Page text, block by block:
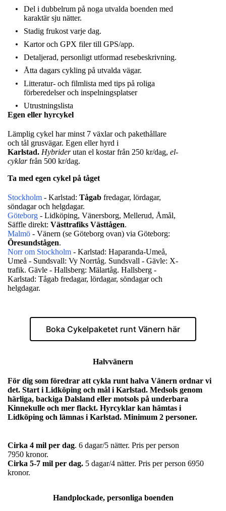
Del i dubbelrum på noga utvalda boenden med
karaktär sju nätter.
Stadig frukost varje dag.
Kartor och GPX filer till GPS/app.
Detaljerad, personligt utformad resebeskrivning.
Åtta dagars cykling på utvalda vägar.
Litteratur- och filmlista med tips på roliga
förberedelser och inspelningsplatser
Utrustningslista
Egen eller hyrcykel
Lämplig cykel har minst 7 växlar och pakethållare
och tål grusvägar. Egen eller hyrd i
Karlstad. Hybriderutan el kostar från 250 kr/dag, el-
cyklarfrån 500 kr/dag.
Ta med egen cykel på tåget
Stockholm - Karlstad: Tågab fredagar, lördagar,
söndagar och helgdagar.
Göteborg - Lidköping, Vänersborg, Mellerud, Åmål,
Säffle direkt: Västtrafiks Västtågen.
Malmö - Vänern (se Göteborg ovan) via Göteborg:
Öresundstågen.
Norr om Stockholm - Karlstad: Haparanda-Umeå,
Umeå - Sundsvall: Vy Norrtåg. Sundsvall - Gävle: X-
trafik. Gävle - Hallsberg: Mälartåg. Hallsberg -
Karlstad: Tågab fredagar, lördagar, söndagar och
helgdagar.
Boka Cykelpaketet runt Vänern här
Halvvänern
För dig som föredrar att cykla runt halva Vänern ordnar vi
det. Start i Lidköping och mål i Karlstad. Medsols genom
härliga, backiga Dalsland eller motsols på underbara
Kinnekulle och mer flackt. Hyrcyklar kan hämtas i
Lidköping och lämnas i Karlstad. Minimum 2 personer.
Cirka 4 mil per dag. 6 dagar/5 nätter. Pris per person
7950 kronor.
Cirka 5-7 mil per dag. 5 dagar/4 nätter. Pris per person 6950
kronor.
Handplockade, personliga boenden